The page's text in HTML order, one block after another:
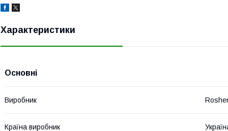
Характеристики
Основні
Виробник
Країна виробник